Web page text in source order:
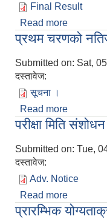
Final Result
Read more
प्रथम चरणको
Submitted on: Sat,
दस्तावेज:
सूचना ।
Read more
परीक्षा मिति
Submitted on: Tue,
दस्तावेज:
Adv. Notice
Read more
प्रारम्भिक